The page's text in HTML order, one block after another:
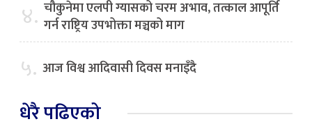
४. चौकुनेमा एलपी ग्यासको चरम अभाव, तत्काल आपूर्ति
गर्न राष्ट्रिय उपभोक्ता मञ्चको माग
५. आज विश्व आदिवासी दिवस मनाइँदै
धेरै पढिएको